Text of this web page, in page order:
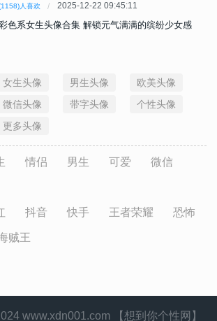
人喜欢 2025-12-22 09:45:11
色系女生头像合集 解锁元气满满的缤纷少女感
女生头像 男生头像
欧美头像
微信头像 带字头像
个性头像
更多头像
情侣 男生 可爱 微信
抖音 快手 王者荣耀 恐怖
贼王
www.xdn001.com 【想到你个性网】